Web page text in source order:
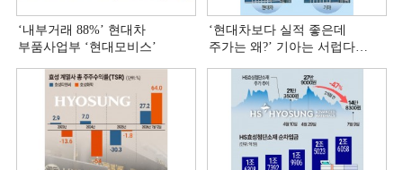
‘내부거래 88%ʼ 현대차
부품사업부 ‘현대모비스ʼ
‘현대차보다 실적 좋은데
주가는 왜?ʼ 기아는 서럽다